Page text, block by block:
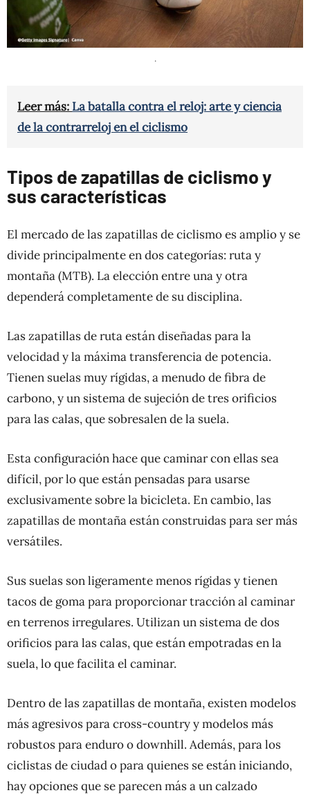
.
Leer más: La batalla contra el reloj: arte y ciencia
de la contrarreloj en el ciclismo
Tipos de zapatillas de ciclismo y
sus características
El mercado de las zapatillas de ciclismo es amplio y se
divide principalmente en dos categorías: ruta y
montaña (MTB). La elección entre una y otra
dependerá completamente de su disciplina.
Las zapatillas de ruta están diseñadas para la
velocidad y la máxima transferencia de potencia.
Tienen suelas muy rígidas, a menudo de fibra de
carbono, y un sistema de sujeción de tres orificios
para las calas, que sobresalen de la suela.
Esta configuración hace que caminar con ellas sea
difícil, por lo que están pensadas para usarse
exclusivamente sobre la bicicleta. En cambio, las
zapatillas de montaña están construidas para ser más
versátiles.
Sus suelas son ligeramente menos rígidas y tienen
tacos de goma para proporcionar tracción al caminar
en terrenos irregulares. Utilizan un sistema de dos
orificios para las calas, que están empotradas en la
suela, lo que facilita el caminar.
Dentro de las zapatillas de montaña, existen modelos
más agresivos para cross-country y modelos más
robustos para enduro o downhill. Además, para los
ciclistas de ciudad o para quienes se están iniciando,
hay opciones que se parecen más a un calzado